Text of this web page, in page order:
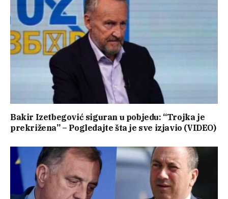
Bakir Izetbegović siguran u pobjedu: “Trojka je
prekrižena” – Pogledajte šta je sve izjavio (VIDEO)